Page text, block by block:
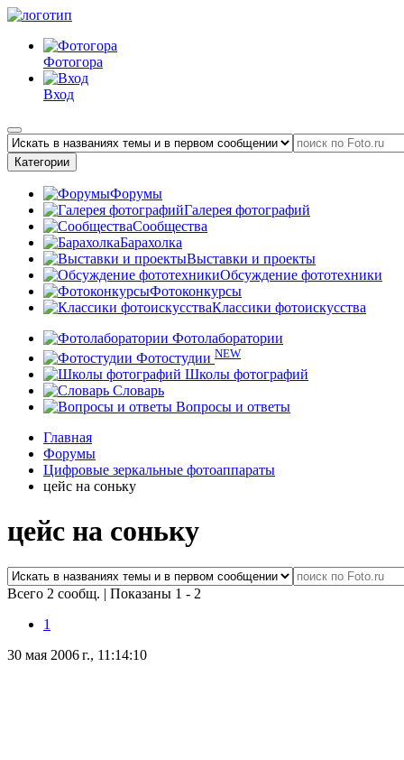
Фотогора
Вход
Категории
Форумы
Галерея фотографий
Сообщества
Барахолка
Выставки и проекты
Обсуждение фототехники
Фотоконкурсы
Классики фотоискусства
Фотолаборатории
Фотостудии NEW
Школы фотографий
Словарь
Вопросы и ответы
Главная
Форумы
Цифровые зеркальные фотоаппараты
цейс на соньку
цейс на соньку
Всего 2 сообщ. | Показаны 1 - 2
1
30 мая 2006 г., 11:14:10